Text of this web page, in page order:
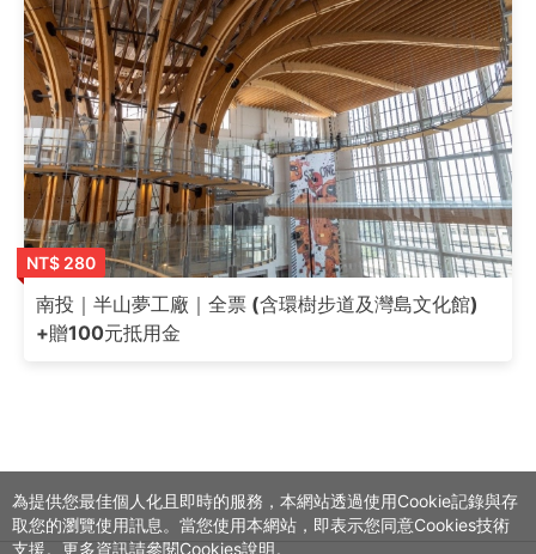
NT$ 280
南投｜半山夢工廠｜全票 (含環樹步道及灣島文化館)
+贈100元抵用金
為提供您最佳個人化且即時的服務，本網站透過使用Cookie記錄與存
取您的瀏覽使用訊息。當您使用本網站，即表示您同意Cookies技術
支援。更多資訊請參閱Cookies說明。